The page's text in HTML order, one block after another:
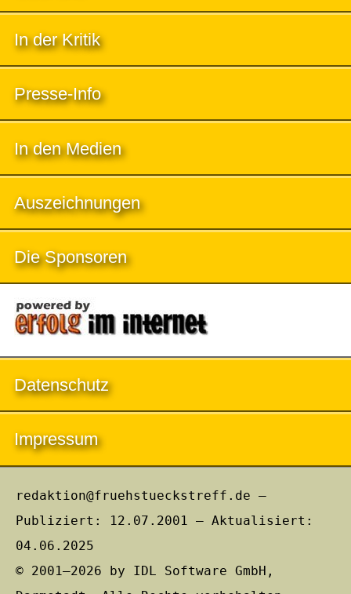
In der Kritik
Presse-Info
In den Medien
Auszeichnungen
Die Sponsoren
Datenschutz
Impressum
redaktion@fruehstueckstreff.de –
Publiziert: 12.07.2001 – Aktualisiert:
04.06.2025
© 2001–2026 by IDL Software GmbH,